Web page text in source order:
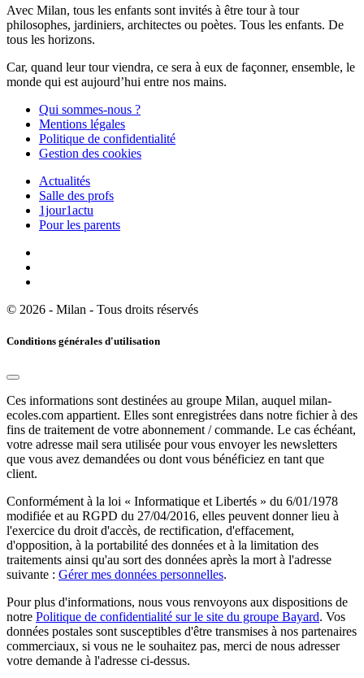
Avec Milan, tous les enfants sont invités à être tour à tour
philosophes, jardiniers, architectes ou poètes. Tous les enfants. De
tous les horizons.
Car, quand leur tour viendra, ce sera à eux de façonner, ensemble, le
monde qui est aujourd’hui entre nos mains.
Qui sommes-nous ?
Mentions légales
Politique de confidentialité
Gestion des cookies
Actualités
Salle des profs
1jour1actu
Pour les parents
© 2026 - Milan - Tous droits réservés
Conditions générales d'utilisation
Ces informations sont destinées au groupe Milan, auquel milan-
ecoles.com appartient. Elles sont enregistrées dans notre fichier à des
fins de traitement de votre abonnement / commande. Le cas échéant,
votre adresse mail sera utilisée pour vous envoyer les newsletters
que vous avez demandées ou dont vous bénéficiez en tant que
client.
Conformément à la loi « Informatique et Libertés » du 6/01/1978
modifiée et au RGPD du 27/04/2016, elles peuvent donner lieu à
l'exercice du droit d'accès, de rectification, d'effacement,
d'opposition, à la portabilité des données et à la limitation des
traitements ainsi qu'au sort des données après la mort à l'adresse
suivante : Gérer mes données personnelles.
Pour plus d'informations, nous vous renvoyons aux dispositions de
notre Politique de confidentialité sur le site du groupe Bayard. Vos
données postales sont susceptibles d'être transmises à nos partenaires
commerciaux, si vous ne le souhaitez pas, merci de nous adresser
votre demande à l'adresse ci-dessus.